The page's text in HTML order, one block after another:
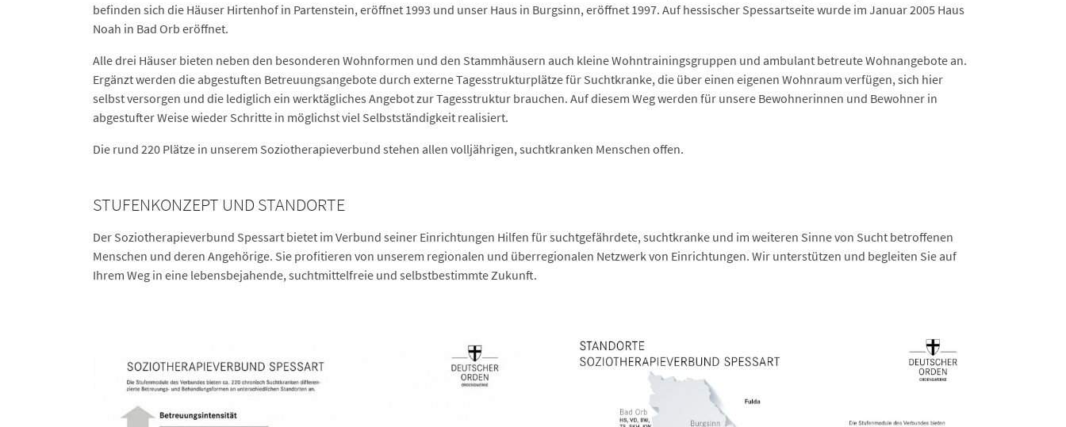
befinden sich die Häuser Hirtenhof in Partenstein, eröffnet 1993 und unser Haus in Burgsinn, eröffnet 1997. Auf hessischer Spessartseite wurde im Januar 2005 Haus
Noah in Bad Orb eröffnet.
Alle drei Häuser bieten neben den besonderen Wohnformen und den Stammhäusern auch kleine Wohntrainingsgruppen und ambulant betreute Wohnangebote an.
Ergänzt werden die abgestuften Betreuungsangebote durch externe Tagesstrukturplätze für Suchtkranke, die über einen eigenen Wohnraum verfügen, sich hier
selbst versorgen und die lediglich ein werktägliches Angebot zur Tagesstruktur brauchen. Auf diesem Weg werden für unsere Bewohnerinnen und Bewohner in
abgestufter Weise wieder Schritte in möglichst viel Selbstständigkeit realisiert.
Die rund 220 Plätze in unserem Soziotherapieverbund stehen allen volljährigen, suchtkranken Menschen offen.
STUFENKONZEPT UND STANDORTE
Der Soziotherapieverbund Spessart bietet im Verbund seiner Einrichtungen Hilfen für suchtgefährdete, suchtkranke und im weiteren Sinne von Sucht betroffenen
Menschen und deren Angehörige. Sie profitieren von unserem regionalen und überregionalen Netzwerk von Einrichtungen. Wir unterstützen und begleiten Sie auf
Ihrem Weg in eine lebensbejahende, suchtmittelfreie und selbstbestimmte Zukunft.